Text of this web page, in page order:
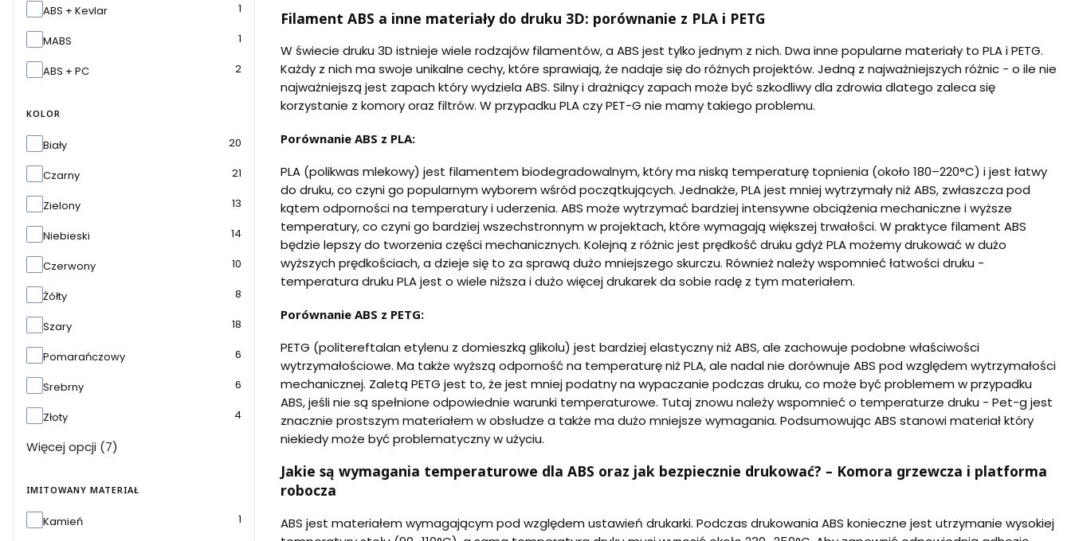
ABS + Kevlar 1
MABS 1
ABS + PC 2
KOLOR
KolorBiały 20
Czarny 21
Zielony 13
Niebieski 14
Czerwony 10
Żółty 8
Szary 18
Pomarańczowy 6
Srebrny 6
Złoty 4
Więcej opcji (7)
IMITOWANY MATERIAŁ
Imitowany materiał
Kamień 1
Filament ABS a inne materiały do druku 3D: porównanie z PLA i PETG
W świecie druku 3D istnieje wiele rodzajów filamentów, a ABS jest tylko jednym z nich. Dwa inne popularne materiały to PLA i PETG.
Każdy z nich ma swoje unikalne cechy, które sprawiają, że nadaje się do różnych projektów. Jedną z najważniejszych różnic - o ile nie
najważniejszą jest zapach który wydziela ABS. Silny i drażniący zapach może być szkodliwy dla zdrowia dlatego zaleca się
korzystanie z komory oraz filtrów. W przypadku PLA czy PET-G nie mamy takiego problemu.
Porównanie ABS z PLA:
PLA (polikwas mlekowy) jest filamentem biodegradowalnym, który ma niską temperaturę topnienia (około 180–220°C) i jest łatwy
do druku, co czyni go popularnym wyborem wśród początkujących. Jednakże, PLA jest mniej wytrzymały niż ABS, zwłaszcza pod
kątem odporności na temperatury i uderzenia. ABS może wytrzymać bardziej intensywne obciążenia mechaniczne i wyższe
temperatury, co czyni go bardziej wszechstronnym w projektach, które wymagają większej trwałości. W praktyce filament ABS
będzie lepszy do tworzenia części mechanicznych. Kolejną z różnic jest prędkość druku gdyż PLA możemy drukować w dużo
wyższych prędkościach, a dzieje się to za sprawą dużo mniejszego skurczu. Również należy wspomnieć łatwości druku -
temperatura druku PLA jest o wiele niższa i dużo więcej drukarek da sobie radę z tym materiałem.
Porównanie ABS z PETG:
PETG (politereftalan etylenu z domieszką glikolu) jest bardziej elastyczny niż ABS, ale zachowuje podobne właściwości
wytrzymałościowe. Ma także wyższą odporność na temperaturę niż PLA, ale nadal nie dorównuje ABS pod względem wytrzymałości
mechanicznej. Zaletą PETG jest to, że jest mniej podatny na wypaczanie podczas druku, co może być problemem w przypadku
ABS, jeśli nie są spełnione odpowiednie warunki temperaturowe. Tutaj znowu należy wspomnieć o temperaturze druku - Pet-g jest
znacznie prostszym materiałem w obsłudze a także ma dużo mniejsze wymagania. Podsumowując ABS stanowi materiał który
niekiedy może być problematyczny w użyciu.
Jakie są wymagania temperaturowe dla ABS oraz jak bezpiecznie drukować? – Komora grzewcza i platforma
robocza
ABS jest materiałem wymagającym pod względem ustawień drukarki. Podczas drukowania ABS konieczne jest utrzymanie wysokiej